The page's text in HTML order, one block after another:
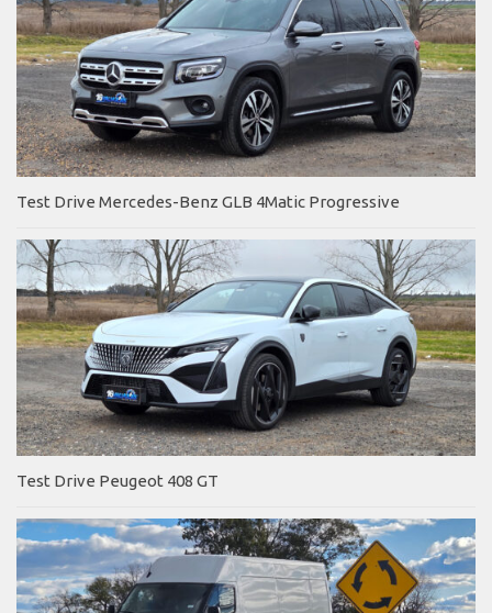
Test Drive Mercedes-Benz GLB 4Matic Progressive
Test Drive Peugeot 408 GT